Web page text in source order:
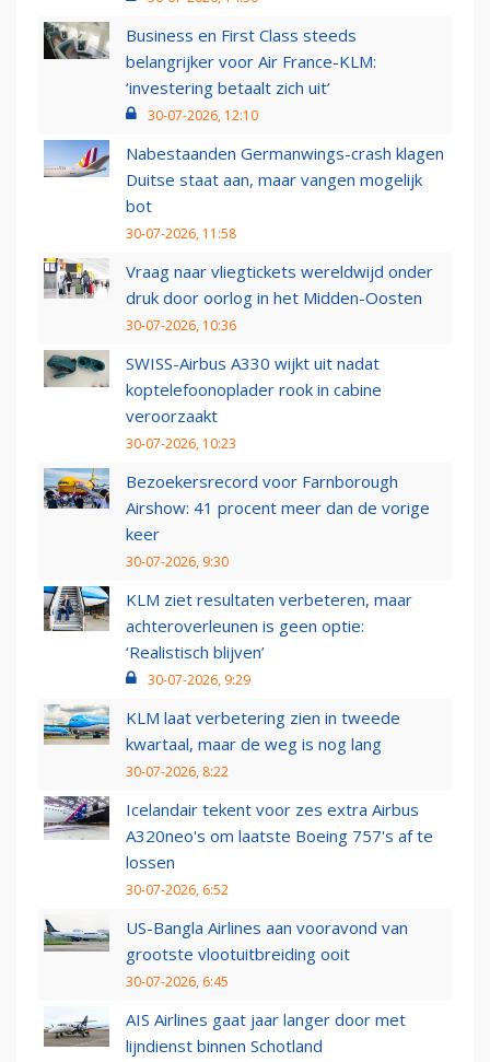
Business en First Class steeds
belangrijker voor Air France-KLM:
‘investering betaalt zich uit’
30-07-2026, 12:10
Nabestaanden Germanwings-crash klagen
Duitse staat aan, maar vangen mogelijk
bot
30-07-2026, 11:58
Vraag naar vliegtickets wereldwijd onder
druk door oorlog in het Midden-Oosten
30-07-2026, 10:36
SWISS-Airbus A330 wijkt uit nadat
koptelefoonoplader rook in cabine
veroorzaakt
30-07-2026, 10:23
Bezoekersrecord voor Farnborough
Airshow: 41 procent meer dan de vorige
keer
30-07-2026, 9:30
KLM ziet resultaten verbeteren, maar
achteroverleunen is geen optie:
‘Realistisch blijven’
30-07-2026, 9:29
KLM laat verbetering zien in tweede
kwartaal, maar de weg is nog lang
30-07-2026, 8:22
Icelandair tekent voor zes extra Airbus
A320neo's om laatste Boeing 757's af te
lossen
30-07-2026, 6:52
US-Bangla Airlines aan vooravond van
grootste vlootuitbreiding ooit
30-07-2026, 6:45
AIS Airlines gaat jaar langer door met
lijndienst binnen Schotland